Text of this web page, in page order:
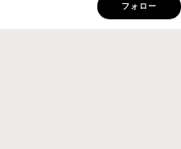
フォロー